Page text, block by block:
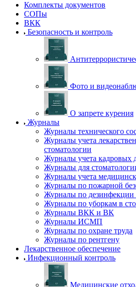
Комплекты документов
СОПы
ВКК
Безопасность и контроль
Фото и
О запрете курения
Журналы
Журналы технического
Журналы учета
стоматологии
Журналы учета кадровых
Журналы для
Журналы учета
Журналы по пожарной
Журналы по дезинфекции
Журналы по уборкам в
Журналы ВКК и ВК
Журналы ИСМП
Журналы по охране труда
Журналы по рентгену
Лекарственное обеспечение
Инфекционный контроль
Медицинские